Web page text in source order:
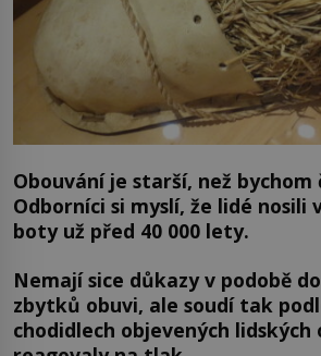
Obouvání je starší, než bychom
Odborníci si myslí, že lidé
boty už před 40 000 lety.
Nemají sice důkazy v podobě
zbytků obuvi, ale soudí tak
chodidlech objevených